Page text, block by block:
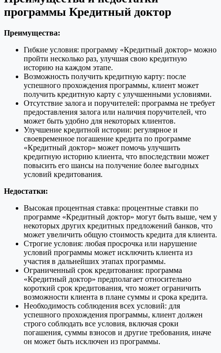
программы Кредитный доктор
Преимущества:
Гибкие условия: программу «Кредитный доктор» можно
пройти несколько раз, улучшая свою кредитную
историю на каждом этапе.
Возможность получить кредитную карту: после
успешного прохождения программы, клиент может
получить кредитную карту с улучшенными условиями.
Отсутствие залога и поручителей: программа не требует
предоставления залога или наличия поручителей, что
может быть удобно для некоторых клиентов.
Улучшение кредитной истории: регулярное и
своевременное погашение кредита по программе
«Кредитный доктор» может помочь улучшить
кредитную историю клиента, что впоследствии может
повысить его шансы на получение более выгодных
условий кредитования.
Недостатки:
Высокая процентная ставка: процентные ставки по
программе «Кредитный доктор» могут быть выше, чем у
некоторых других кредитных предложений банков, что
может увеличить общую стоимость кредита для клиента.
Строгие условия: любая просрочка или нарушение
условий программы может исключить клиента из
участия в дальнейших этапах программы.
Ограниченный срок кредитования: программа
«Кредитный доктор» предполагает относительно
короткий срок кредитования, что может ограничить
возможности клиента в плане суммы и срока кредита.
Необходимость соблюдения всех условий: для
успешного прохождения программы, клиент должен
строго соблюдать все условия, включая сроки
погашения, суммы взносов и другие требования, иначе
он может быть исключен из программы.